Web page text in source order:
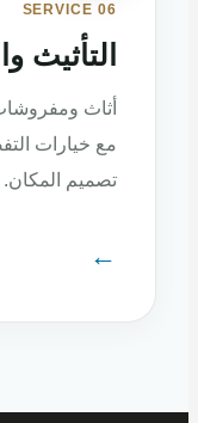
SERVICE 06
التأثيث
أثاث ومفروشات
مع خيارات التفصيل
تصميم المكان.